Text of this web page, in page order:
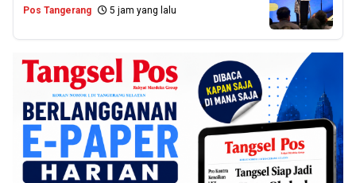
Pos Tangerang 5 jam yang lalu